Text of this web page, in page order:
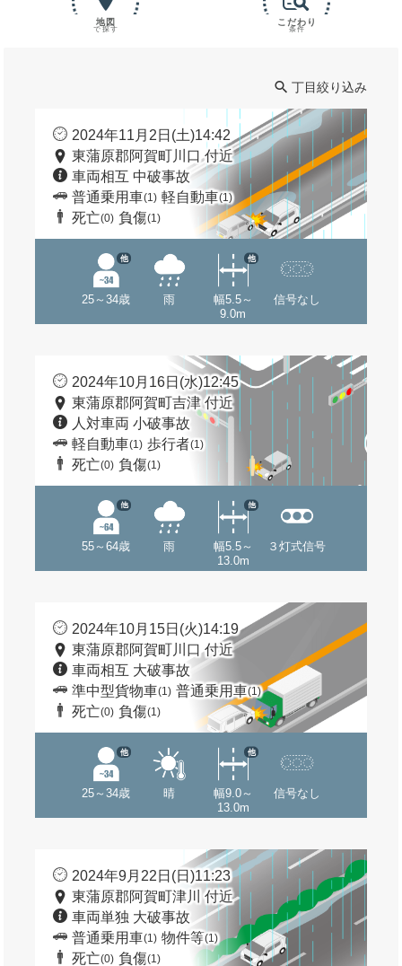
地図
で探す
こだわり
条件
丁目絞り込み
2024年11月2日(土)14:42
東蒲原郡阿賀町川口 付近
車両相互 中破事故
普通乗用車(1) 軽自動車(1)
死亡(0) 負傷(1)
25～34歳
他
雨
幅5.5～
9.0m
他
信号なし
2024年10月16日(水)12:45
東蒲原郡阿賀町吉津 付近
人対車両 小破事故
軽自動車(1) 歩行者(1)
死亡(0) 負傷(1)
55～64歳
他
雨
幅5.5～
13.0m
他
３灯式信号
2024年10月15日(火)14:19
東蒲原郡阿賀町川口 付近
車両相互 大破事故
準中型貨物車(1) 普通乗用車(1)
死亡(0) 負傷(1)
25～34歳
他
晴
幅9.0～
13.0m
他
信号なし
2024年9月22日(日)11:23
東蒲原郡阿賀町津川 付近
車両単独 大破事故
普通乗用車(1) 物件等(1)
死亡(0) 負傷(1)